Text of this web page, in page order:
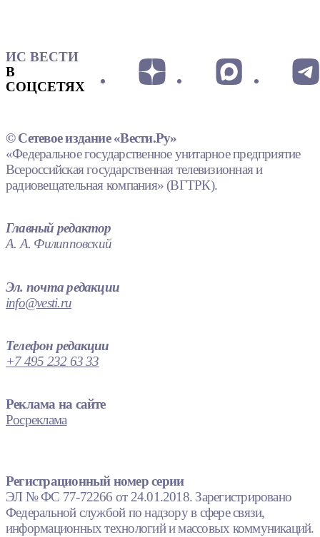
ИС ВЕСТИ
В
СОЦСЕТЯХ
© Сетевое издание «Вести.Ру»
«Федеральное государственное унитарное предприятие
Всероссийская государственная телевизионная и
радиовещательная компания» (ВГТРК).
Главный редактор
А. А. Филипповский
Эл. почта редакции
info@vesti.ru
Телефон редакции
+7 495 232 63 33
Реклама на сайте
Росреклама
Регистрационный номер серии
ЭЛ № ФС 77-72266 от 24.01.2018. Зарегистрировано
Федеральной службой по надзору в сфере связи,
информационных технологий и массовых коммуникаций.